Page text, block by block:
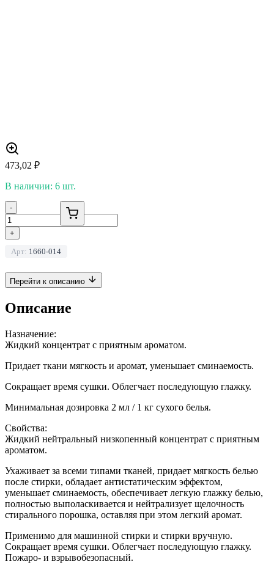
473,02 ₽
В наличии: 6 шт.
-
+
Арт: 1660-014
Перейти к описанию
Описание
Назначение:
Жидкий концентрат с приятным ароматом.
Придает ткани мягкость и аромат, уменьшает сминаемость.
Сокращает время сушки. Облегчает последующую глажку.
Минимальная дозировка 2 мл / 1 кг сухого белья.
Свойства:
Жидкий нейтральный низкопенный концентрат с приятным
ароматом.
Ухаживает за всеми типами тканей, придает мягкость белью
после стирки, обладает антистатическим эффектом,
уменьшает сминаемость, обеспечивает легкую глажку белью,
полностью выполаскивается и нейтрализует щелочность
стирального порошка, оставляя при этом легкий аромат.
Применимо для машинной стирки и стирки вручную.
Сокращает время сушки. Облегчает последующую глажку.
Пожаро- и взрывобезопасный.